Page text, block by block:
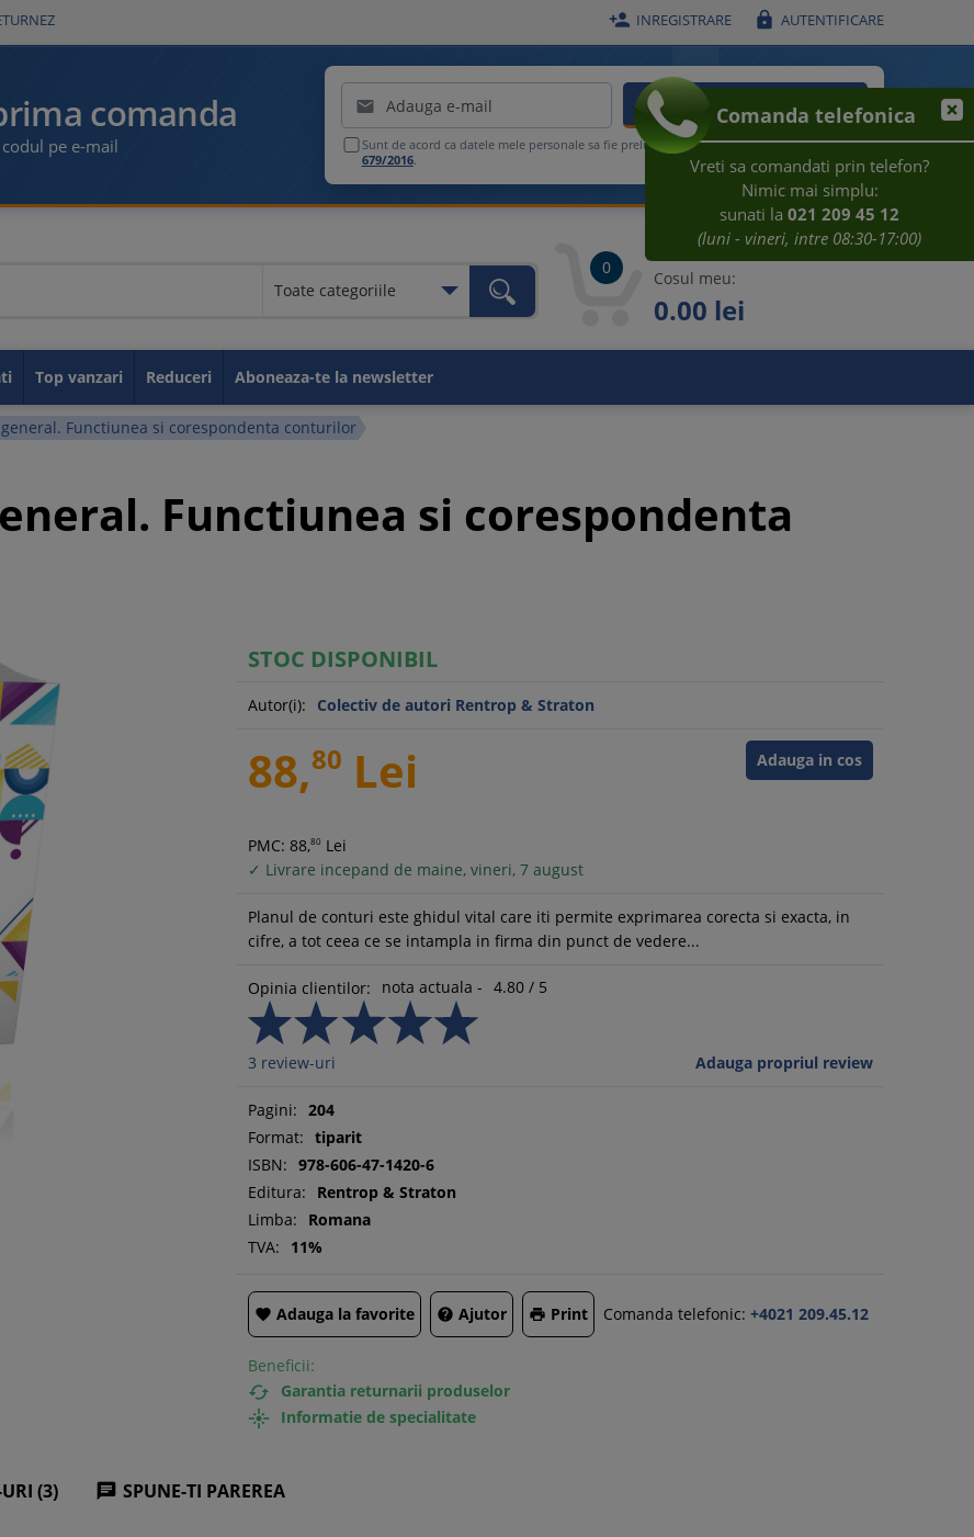
 INREGISTRARE  AUTENTIFICARE
comanda
pe e-mail
 ACTIVEAZA REDUCEREA
Sunt de acord ca datele mele personale sa fie prelucrate conformRegulamentului UE
679/2016.
Toate categoriile
Toate categoriile
Educationale
Legislatia muncii
Contabilitate
Fiscalitate
GDPR
Idei de afaceri
Resurse umane
Securitate si Sanatate in Munca
Carti utile
Sanatate
Administratie publica
Carti de parenting
Carti despre sport
Taxe si impozite
0
Cosul meu:
0.00 lei
Top vanzari Reduceri Aboneaza-te la newsletter
Functiunea si corespondenta conturilor
Functiunea si corespondenta
STOC DISPONIBIL
Autor(i): Colectiv de autori Rentrop & Straton
Adauga in cos
88,80 Lei
PMC: 88,80 Lei
✓ Livrare incepand de maine, vineri, 7 august
Planul de conturi este ghidul vital care iti permite exprimarea corecta si exacta, in
cifre, a tot ceea ce se intampla in firma din punct de vedere...
Opinia clientilor: nota actuala - 4.80 / 5
3 review-uri Adauga propriul review
Pagini: 204
Format: tiparit
ISBN: 978-606-47-1420-6
Editura:
Rentrop & Straton
Limba:
Romana
TVA:
11%
 Adauga la favorite  Ajutor  Print Comanda telefonic: +4021 209.45.12
Beneficii:
 Garantia returnarii produselor
 Informatie de specialitate
(3)  SPUNE-TI PAREREA
Comanda telefonica
Vreti sa comandati prin telefon?
Nimic mai simplu:
sunati la 021 209 45 12
(luni - vineri, intre 08:30-17:00)